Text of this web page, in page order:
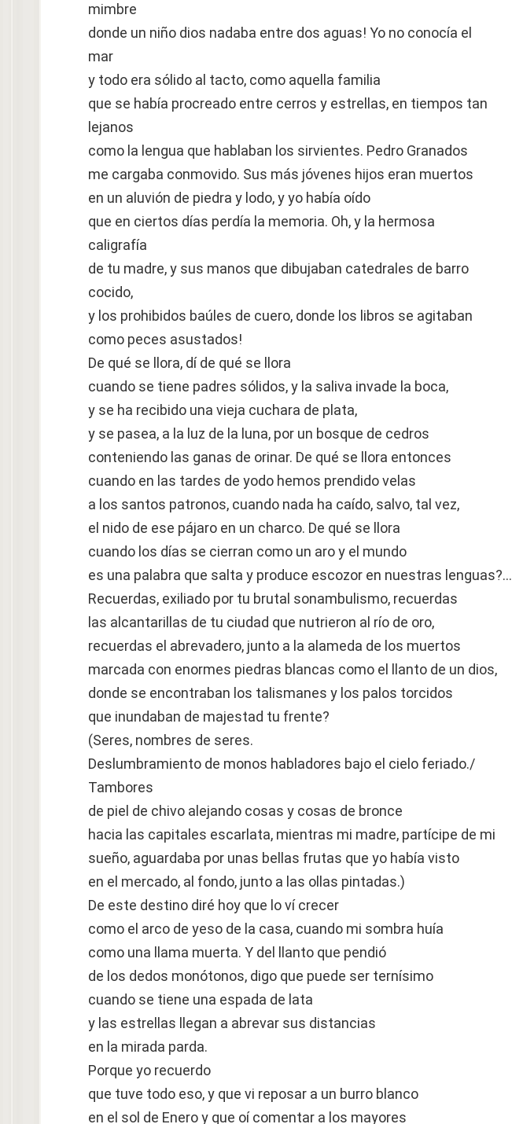
mimbre
donde un niño dios nadaba entre dos aguas! Yo no conocía el
mar
y todo era sólido al tacto, como aquella familia
que se había procreado entre cerros y estrellas, en tiempos tan
lejanos
como la lengua que hablaban los sirvientes. Pedro Granados
me cargaba conmovido. Sus más jóvenes hijos eran muertos
en un aluvión de piedra y lodo, y yo había oído
que en ciertos días perdía la memoria. Oh, y la hermosa
caligrafía
de tu madre, y sus manos que dibujaban catedrales de barro
cocido,
y los prohibidos baúles de cuero, donde los libros se agitaban
como peces asustados!
De qué se llora, dí de qué se llora
cuando se tiene padres sólidos, y la saliva invade la boca,
y se ha recibido una vieja cuchara de plata,
y se pasea, a la luz de la luna, por un bosque de cedros
conteniendo las ganas de orinar. De qué se llora entonces
cuando en las tardes de yodo hemos prendido velas
a los santos patronos, cuando nada ha caído, salvo, tal vez,
el nido de ese pájaro en un charco. De qué se llora
cuando los días se cierran como un aro y el mundo
es una palabra que salta y produce escozor en nuestras lenguas?…
Recuerdas, exiliado por tu brutal sonambulismo, recuerdas
las alcantarillas de tu ciudad que nutrieron al río de oro,
recuerdas el abrevadero, junto a la alameda de los muertos
marcada con enormes piedras blancas como el llanto de un dios,
donde se encontraban los talismanes y los palos torcidos
que inundaban de majestad tu frente?
(Seres, nombres de seres.
Deslumbramiento de monos habladores bajo el cielo feriado./
Tambores
de piel de chivo alejando cosas y cosas de bronce
hacia las capitales escarlata, mientras mi madre, partícipe de mi
sueño, aguardaba por unas bellas frutas que yo había visto
en el mercado, al fondo, junto a las ollas pintadas.)
De este destino diré hoy que lo ví crecer
como el arco de yeso de la casa, cuando mi sombra huía
como una llama muerta. Y del llanto que pendió
de los dedos monótonos, digo que puede ser ternísimo
cuando se tiene una espada de lata
y las estrellas llegan a abrevar sus distancias
en la mirada parda.
Porque yo recuerdo
que tuve todo eso, y que vi reposar a un burro blanco
en el sol de Enero y que oí comentar a los mayores